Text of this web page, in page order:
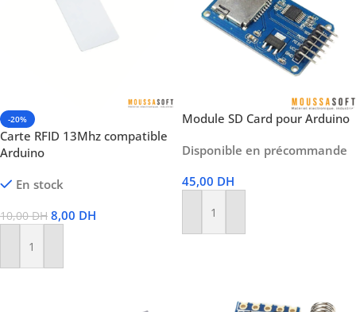
-20%
Carte RFID 13Mhz compatible
Arduino
En stock
10,00DH 8,00 DH
Ajouter Au Panier
Module SD Card pour Arduino
Disponible en précommande
45,00 DH
Ajouter Au Panier